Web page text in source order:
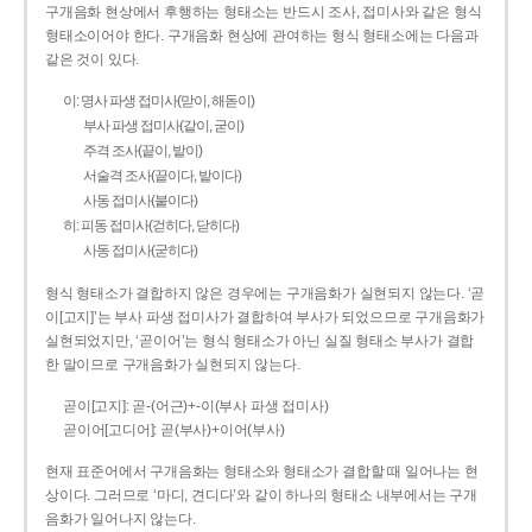
구개음화 현상에서 후행하는 형태소는 반드시 조사, 접미사와 같은 형식
형태소이어야 한다. 구개음화 현상에 관여하는 형식 형태소에는 다음과
같은 것이 있다.
이: 명사 파생 접미사(맏이, 해돋이)
부사 파생 접미사(같이, 굳이)
주격 조사(끝이, 밭이)
서술격 조사(끝이다, 밭이다)
사동 접미사(붙이다)
히: 피동 접미사(걷히다, 닫히다)
사동 접미사(굳히다)
형식 형태소가 결합하지 않은 경우에는 구개음화가 실현되지 않는다. ‘곧
이[고지]’는 부사 파생 접미사가 결합하여 부사가 되었으므로 구개음화가
실현되었지만, ‘곧이어’는 형식 형태소가 아닌 실질 형태소 부사가 결합
한 말이므로 구개음화가 실현되지 않는다.
곧이[고지]: 곧-­(어근)+­-이(부사 파생 접미사)
곧이어[고디어]: 곧(부사)+이어(부사)
현재 표준어에서 구개음화는 형태소와 형태소가 결합할 때 일어나는 현
상이다. 그러므로 ‘마디, 견디다’와 같이 하나의 형태소 내부에서는 구개
음화가 일어나지 않는다.